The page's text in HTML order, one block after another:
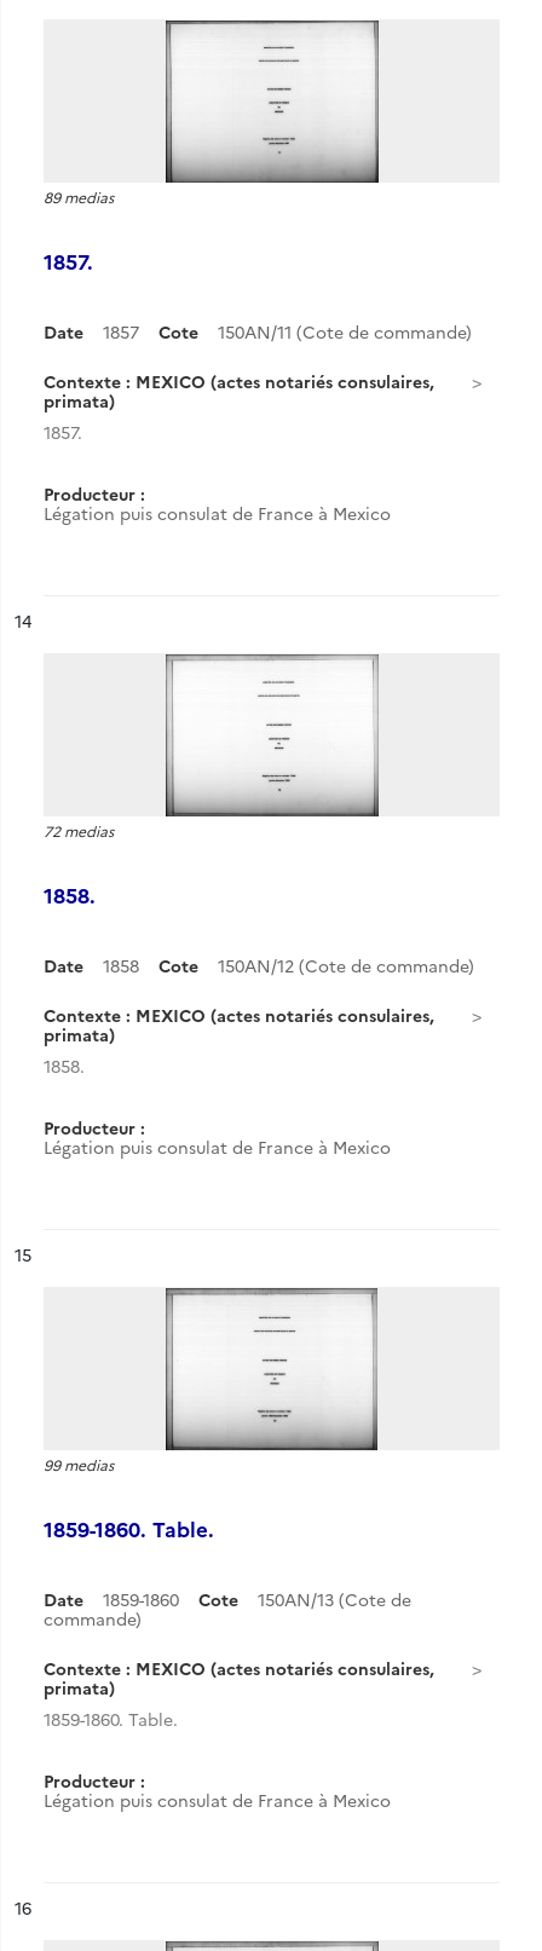
89 medias
1857.
Date 1857 Cote 150AN/11 (Cote de commande)
Contexte : MEXICO (actes notariés consulaires,
primata)
1857.
Producteur :
Légation puis consulat de France à Mexico
n°
14
72 medias
1858.
Date 1858 Cote 150AN/12 (Cote de commande)
Contexte : MEXICO (actes notariés consulaires,
primata)
1858.
Producteur :
Légation puis consulat de France à Mexico
n°
15
99 medias
1859-1860. Table.
Date 1859-1860 Cote
150AN/13 (Cote de
commande)
Contexte : MEXICO (actes notariés consulaires,
primata)
1859-1860. Table.
Producteur :
Légation puis consulat de France à Mexico
n°
16